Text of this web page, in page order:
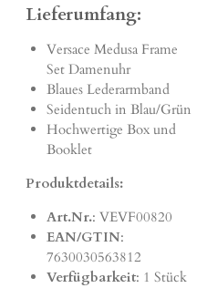
Lieferumfang:
Versace Medusa Frame
Set Damenuhr
Blaues Lederarmband
Seidentuch in Blau/Grün
Hochwertige Box und
Booklet
Produktdetails:
Art.Nr.: VEVF00820
EAN/GTIN:
7630030563812
Verfügbarkeit: 1 Stück